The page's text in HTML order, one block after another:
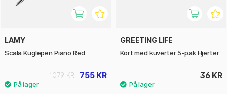
LAMY
Scala Kuglepen Piano Red
755 KR
1079 KR
GREETING LIFE
Kort med kuverter 5-pak Hjerter
36 KR